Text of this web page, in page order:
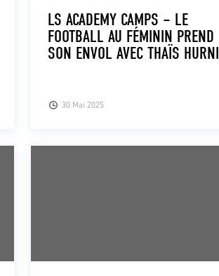
30 Mai 2025
LS ACADEMY CAMPS – LE
FOOTBALL AU FÉMININ PREND
SON ENVOL AVEC THAÏS HURNI